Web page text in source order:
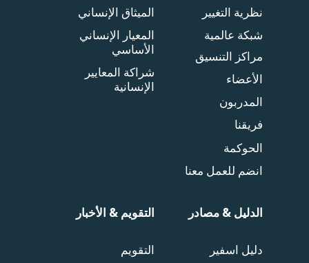
نظرية التغيير
شبكة عالمية
مراكز التنسيق
الأعضاء
المدربون
فريقنا
الحوكمة
انضم للعمل معنا
الميثاق الإنساني
المعيار الإنساني
الأساسي
شراكة المعايير
الإنسانية
الدليل & مصادر
دليل اسفير
التقويم & الأخبار
التقويم